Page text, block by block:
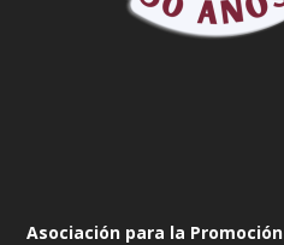
Asociación para la